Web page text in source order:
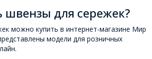
швензы для сережек?
можно купить в интернет-магазине Мир
модели для розничных